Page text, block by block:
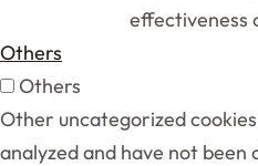
effectiveness
Others
Others
Other uncategorized
analyzed and have not been